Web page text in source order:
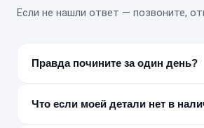
Если не нашли ответ — позвоните,
Правда почините за один день?
180 минут или несколько часов.
Что если моей детали нет в